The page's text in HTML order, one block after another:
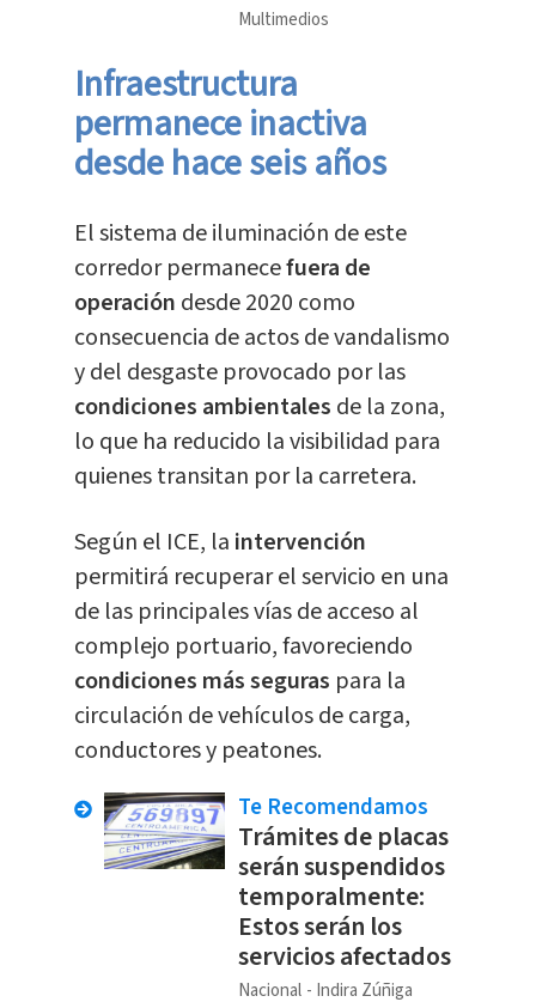
Multimedios
Infraestructura
permanece inactiva
desde hace seis años
El sistema de iluminación de este
corredor permanecefuera de
operación desde 2020 como
consecuencia de actos de vandalismo
y del desgaste provocado por las
condiciones ambientales de la zona,
lo que ha reducido la visibilidad para
quienes transitan por la carretera.
Según el ICE, la intervención
permitirá recuperar el servicio en una
de las principales vías de acceso al
complejo portuario, favoreciendo
condiciones más seguras para la
circulación de vehículos de carga,
conductores y peatones.
Te Recomendamos
Trámites de placas
serán suspendidos
temporalmente:
Estos serán los
servicios afectados
Nacional Indira Zúñiga